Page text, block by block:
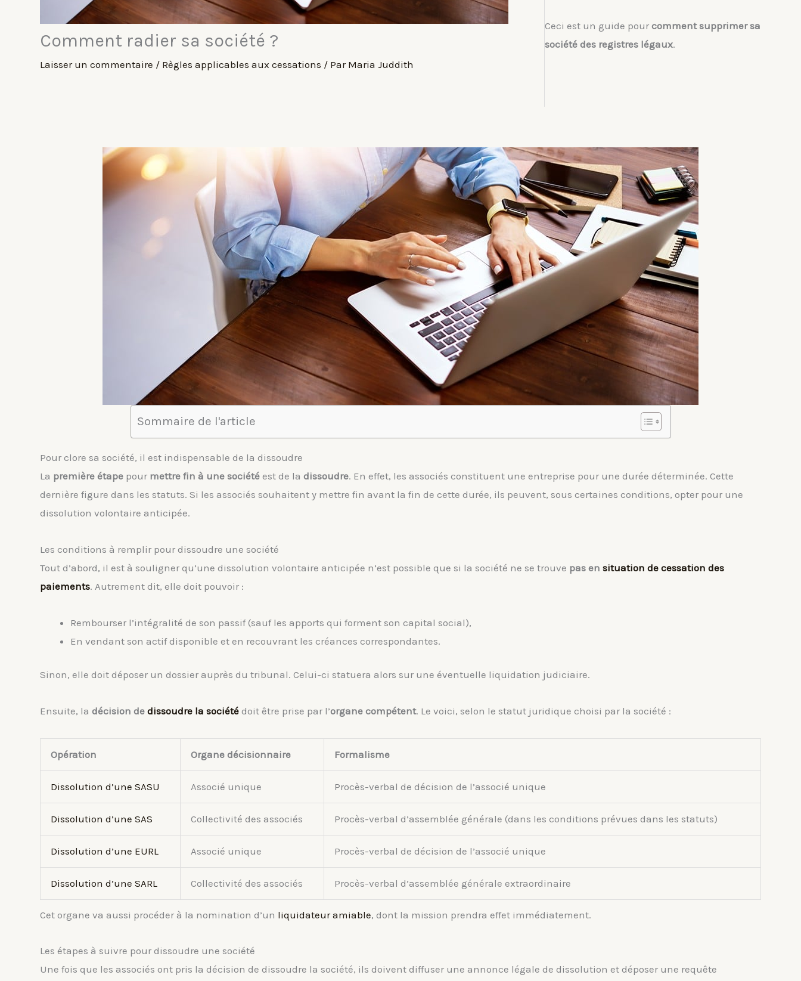
Comment radier sa société ?
Laisser un commentaire / Règles applicables aux cessations / Par Maria Juddith
Ceci est un guide pour comment supprimer sa
société des registres légaux.
Sommaire de l'article
Pour clore sa société, il est indispensable de la dissoudre
La première étape pour mettre fin à une société est de la dissoudre. En effet, les associés constituent une entreprise pour une durée déterminée. Cette
dernière figure dans les statuts. Si les associés souhaitent y mettre fin avant la fin de cette durée, ils peuvent, sous certaines conditions, opter pour une
dissolution volontaire anticipée.
Les conditions à remplir pour dissoudre une société
Tout d’abord, il est à souligner qu’une dissolution volontaire anticipée n’est possible que si la société ne se trouve pas en situation de cessation des
paiements. Autrement dit, elle doit pouvoir :
Rembourser l’intégralité de son passif (sauf les apports qui forment son capital social),
En vendant son actif disponible et en recouvrant les créances correspondantes.
Sinon, elle doit déposer un dossier auprès du tribunal. Celui-ci statuera alors sur une éventuelle liquidation judiciaire.
Ensuite, la décision de dissoudre la société doit être prise par l’organe compétent. Le voici, selon le statut juridique choisi par la société :
Opération Organe décisionnaire Formalisme
Dissolution d’une SASU Associé unique Procès-verbal de décision de l’associé unique
Dissolution d’une SAS Collectivité des associés Procès-verbal d’assemblée générale (dans les conditions prévues dans les statuts)
Dissolution d’une EURL Associé unique Procès-verbal de décision de l’associé unique
Dissolution d’une SARL Collectivité des associés Procès-verbal d’assemblée générale extraordinaire
Cet organe va aussi procéder à la nomination d’un liquidateur amiable, dont la mission prendra effet immédiatement.
Les étapes à suivre pour dissoudre une société
Une fois que les associés ont pris la décision de dissoudre la société, ils doivent diffuser une annonce légale de dissolution et déposer une requête